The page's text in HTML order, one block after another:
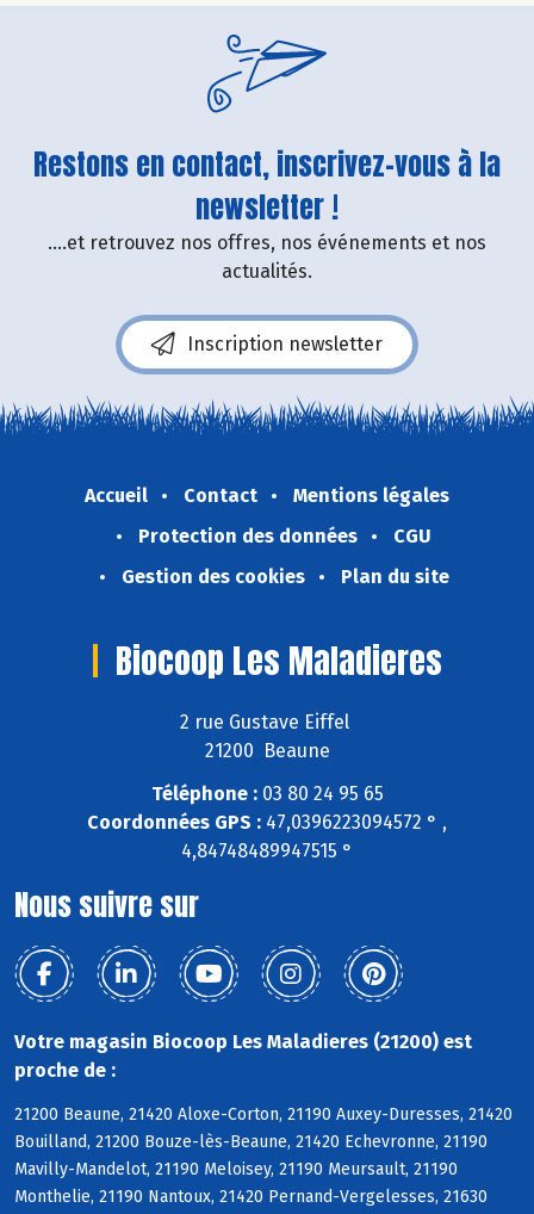
Restons en contact, inscrivez-vous à la
newsletter !
....et retrouvez nos offres, nos événements et nos
actualités.
Inscription newsletter
Accueil Contact
Mentions légales
Protection des données
CGU
Gestion des cookies
Plan du site
Biocoop Les Maladieres
2 rue Gustave Eiffel
21200 Beaune
Téléphone :03 80 24 95 65
Coordonnées GPS : 47,0396223094572 ° ,
4,84748489947515 °
Nous suivre sur
Votre magasin Biocoop Les Maladieres (21200) est
proche de :
21200 Beaune, 21420 Aloxe-Corton, 21190 Auxey-Duresses, 21420
Bouilland, 21200 Bouze-lès-Beaune, 21420 Echevronne, 21190
Mavilly-Mandelot, 21190 Meloisey, 21190 Meursault, 21190
Monthelie, 21190 Nantoux, 21420 Pernand-Vergelesses, 21630